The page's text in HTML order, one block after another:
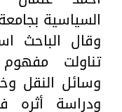
السياسية
وقال الباحث
تناولت
وسائل النقل
ودراسة أثره